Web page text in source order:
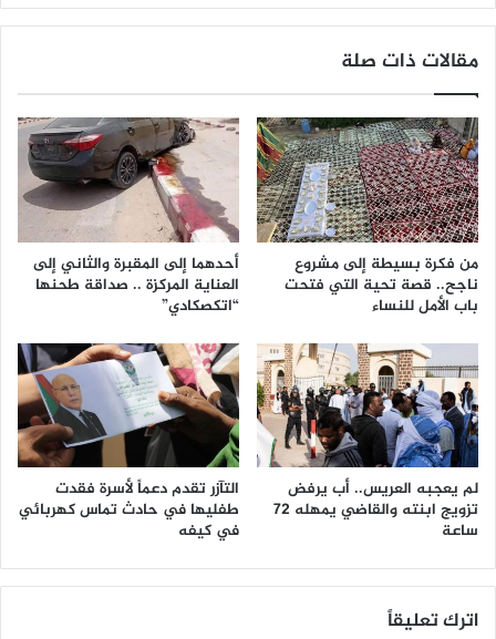
مقالات ذات صلة
من فكرة بسيطة إلى مشروع
ناجح.. قصة تحية التي فتحت
باب الأمل للنساء
أحدهما إلى المقبرة والثاني إلى
العناية المركزة .. صداقة طحنها
“اتكصكادي”
لم يعجبه العريس.. أب يرفض
تزويج ابنته والقاضي يمهله 72
ساعة
التآزر تقدم دعماً لأسرة فقدت
طفليها في حادث تماس كهربائي
في كيفه
اترك تعليقاً